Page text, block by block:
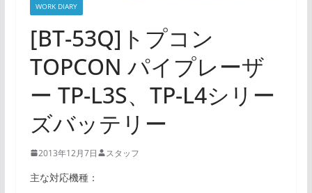
WORK DIARY
[BT-53Q]トプコン
TOPCON パイプレーザ
ー TP-L3S、TP-L4シリー
ズバッテリー
2013年12月7日 スタッフ
主な対応機種：